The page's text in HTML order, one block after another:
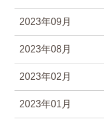
2023年09月
2023年08月
2023年02月
2023年01月